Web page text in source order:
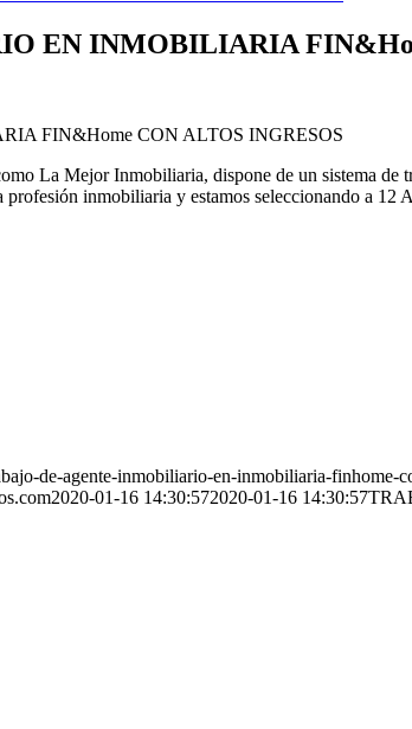
EN INMOBILIARIA
La Mejor Inmobiliaria, dispone de un sistema de
profesión inmobiliaria y estamos seleccionando
de-agente-inmobiliario-en-inmobiliaria-finhome-
2020-01-16 14:30:572020-01-16 14:30:57